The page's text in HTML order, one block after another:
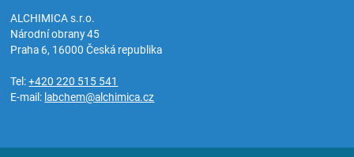
ALCHIMICA s.r.o.
Národní obrany 45
Praha 6, 16000Česká republika
Tel:+420 220 515 541
E-mail: labchem@alchimica.cz